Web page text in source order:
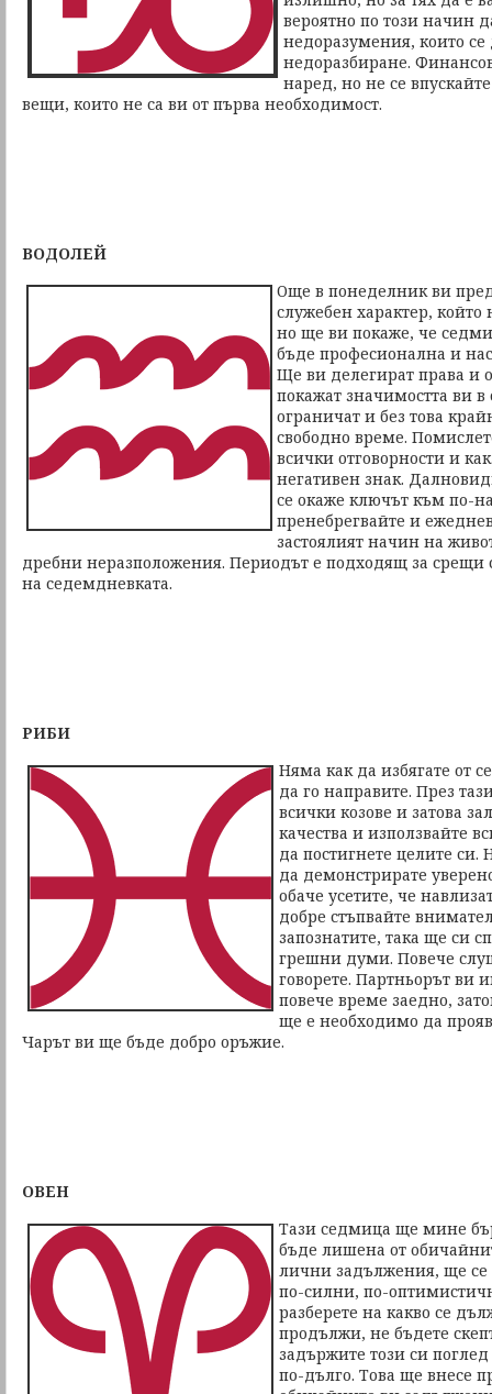
вероятно по този начин
недоразумения, които
недоразбиране.
наред, но не се
вещи, които не са ви от първа необходимост.
ВОДОЛЕЙ
Още в понеделник ви
служебен характер,
но ще ви покаже, че
бъде професионална и
Ще ви делегират права и
покажат значимостта ви
ограничат и без това
свободно време.
всички отговорности и
негативен знак.
се окаже ключът към по-
пренебрегвайте и
застоялият начин на
дребни неразположения. Периодът е подходящ за срещи
на седемдневката.
РИБИ
Няма как да избягате от
да го направите. През
всички козове и затова
качества и използвайте
да постигнете целите
да демонстрирате
обаче усетите, че
добре стъпвайте
запознатите, така ще си
грешни думи. Повече
говорете. Партньорът ви
повече време заедно,
ще е необходимо да
Чарът ви ще бъде добро оръжие.
ОВЕН
Тази седмица ще мине
бъде лишена от
лични задължения, ще се
по-силни, по-
разберете на какво се
продължи, не бъдете
задържите този си
по-дълго. Това ще внесе